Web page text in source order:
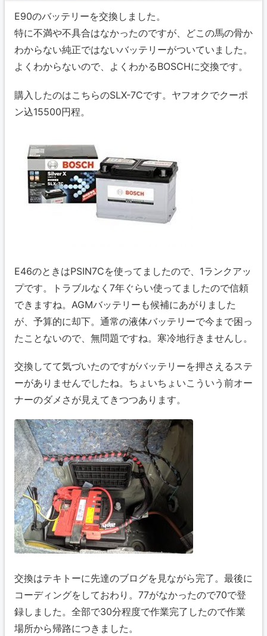
E90のバッテリーを交換しました。
特に不満や不具合はなかったのですが、どこの馬の骨か
わからない純正ではないバッテリーがついていました。
よくわからないので、よくわかるBOSCHに交換です。
購入したのはこちらのSLX-7Cです。ヤフオクでクーポ
ン込15500円程。
E46のときはPSIN7Cを使ってましたので、1ランクアッ
プです。トラブルなく7年ぐらい使ってましたので信頼
できますね。AGMバッテリーも候補にあがりました
が、予算的に却下。通常の液体バッテリーで今まで困っ
たことないので、無問題ですね。寒冷地行きませんし。
交換してて気づいたのですがバッテリーを押さえるステ
ーがありませんでしたね。ちょいちょいこういう前オー
ナーのダメさが見えてきつつあります。
交換はテキトーに先達のブログを見ながら完了。最後に
コーディングをしておわり。77がなかったので70で登
録しました。全部で30分程度で作業完了したので作業
場所から帰路につきました。